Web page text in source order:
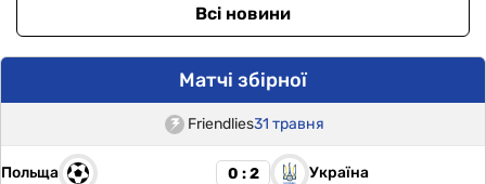
Всі новини
Матчі збірної
Friendlies31 травня
Польща 0 : 2 Україна